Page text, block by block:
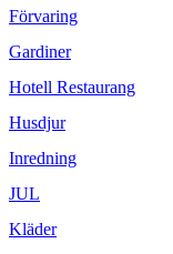
Förvaring
Gardiner
Hotell Restaurang
Husdjur
Inredning
JUL
Kläder